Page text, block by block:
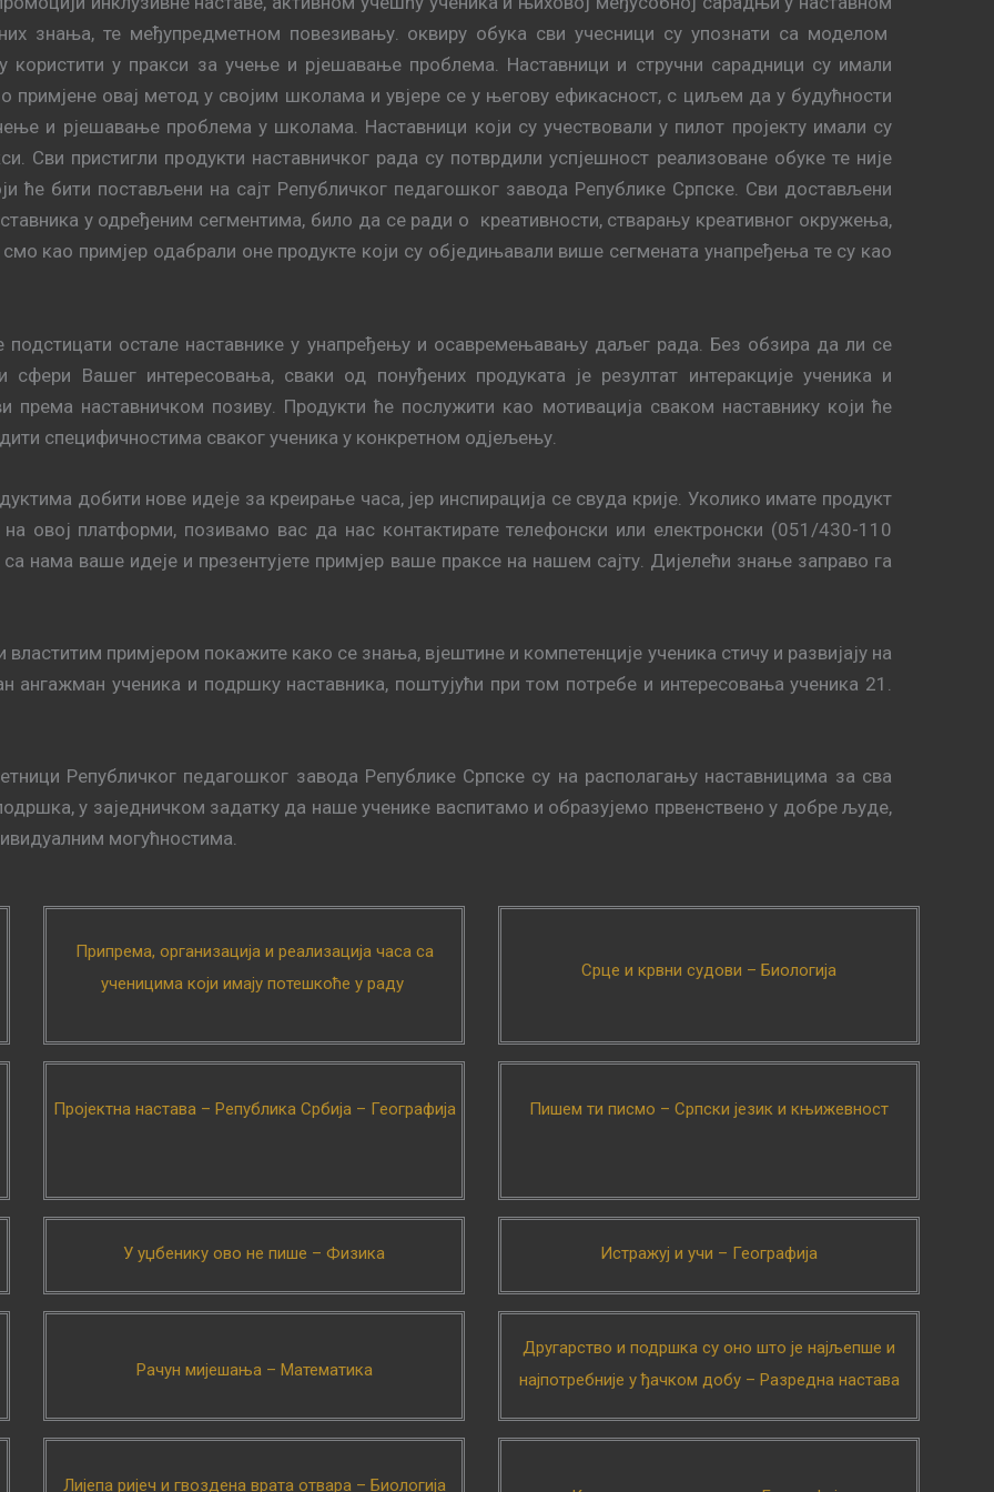
знања, те међупредметном повезивању. оквиру обука сви учесници су упознати са моделом
користити у пракси за учење и рјешавање проблема. Наставници и стручни сарадници су имали
примјене овај метод у својим школама и увјере се у његову ефикасност, с циљем да у будућности
и рјешавање проблема у школама. Наставници који су учествовали у пилот пројекту имали су
Сви пристигли продукти наставничког рада су потврдили успјешност реализоване обуке те није
ће бити постављени на сајт Републичког педагошког завода Републике Српске. Сви достављени
у одређеним сегментима, било да се ради о креативности, стварању креативног окружења,
као примјер одабрали оне продукте који су обједињавали више сегмената унапређења те су као
остале наставнике у унапређењу и осавремењавању даљег рада. Без обзира да ли се
Вашег интересовања, сваки од понуђених продуката је резултат интеракције ученика и
наставничком позиву. Продукти ће послужити као мотивација сваком наставнику који ће
специфичностима сваког ученика у конкретном одјељењу.
добити нове идеје за креирање часа, јер инспирација се свуда крије. Уколико имате продукт
овој платформи, позивамо вас да нас контактирате телефонски или електронски (051/430-110
нама ваше идеје и презентујете примјер ваше праксе на нашем сајту. Дијелећи знање заправо га
примјером покажите како се знања, вјештине и компетенције ученика стичу и развијају на
ангажман ученика и подршку наставника, поштујући при том потребе и интересовања ученика 21.
Републичког педагошког завода Републике Српске су на располагању наставницима за сва
у заједничком задатку да наше ученике васпитамо и образујемо првенствено у добре људе,
могућностима.
Припрема, организација и реализација часа са
ученицима који имају потешкоће у раду
Срце и крвни судови – Биологија
Пројектна настава – Република Србија – Географија Пишем ти писмо – Српски језик и књижевност
У уџбенику ово не пише – Физика Истражуј и учи – Географија
Рачун мијешања – Математика
Другарство и подршка су оно што је најљепше и
најпотребније у ђачком добу – Разредна настава
Лијепа ријеч и гвоздена врата отвара – Биологија